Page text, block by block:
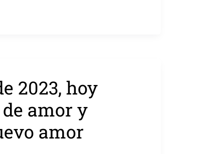
2023, hoy
amor y
amor